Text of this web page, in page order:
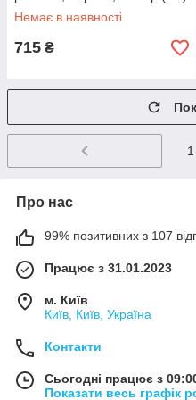
- M
Немає в наявності
715 ₴
1
Про нас
99% позитивних з 107
Працює з 31.01.2023
м. Київ
Київ, Київ, Україна
Контакти
Сьогодні працює з
Показати весь графік